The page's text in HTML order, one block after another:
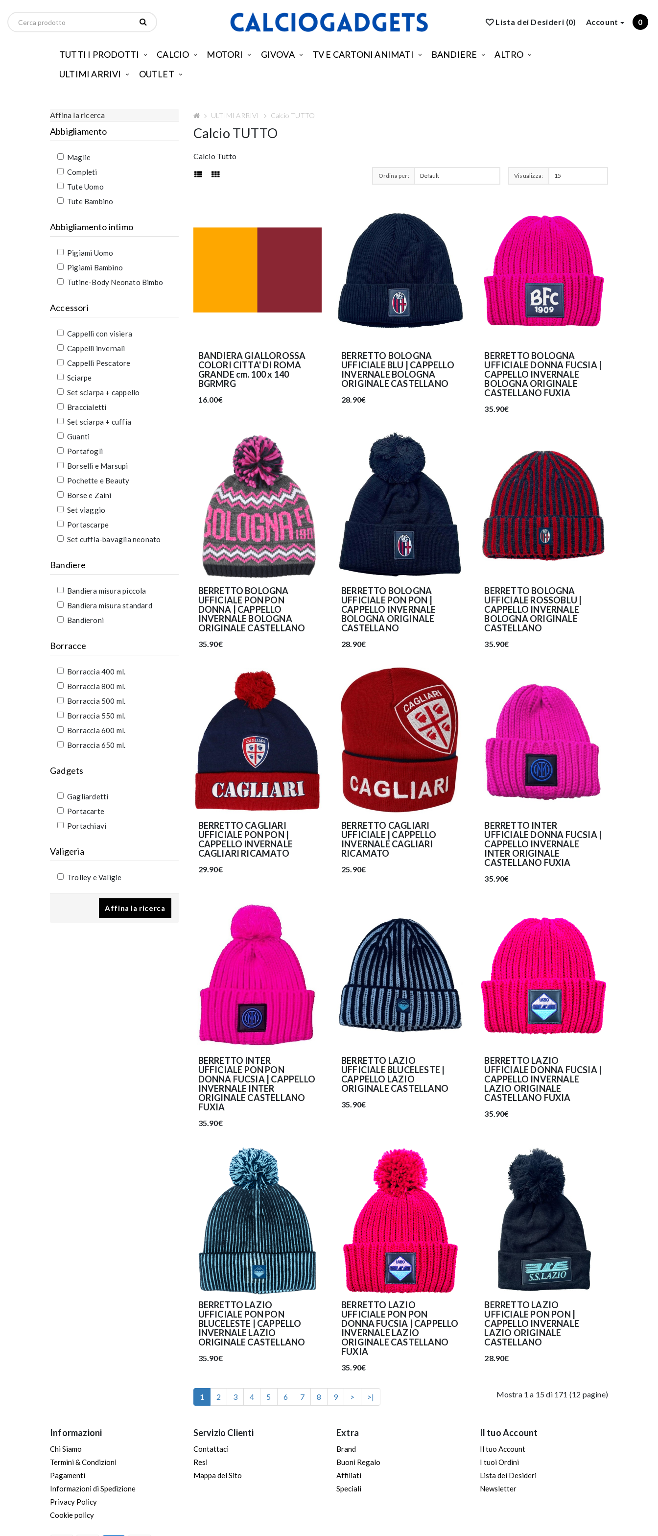
Lista dei Desideri (0) Account 0
TUTTI I PRODOTTI CALCIO MOTORI GIVOVA TV E CARTONI ANIMATI BANDIERE
ALTRO
ULTIMI ARRIVI
OUTLET
Affina la ricerca
Abbigliamento
Maglie
Completi
Tute Uomo
Tute Bambino
Abbigliamento intimo
Pigiami Uomo
Pigiami Bambino
Tutine-Body Neonato Bimbo
Accessori
Cappelli con visiera
Cappelli invernali
Cappelli Pescatore
Sciarpe
Set sciarpa + cappello
Braccialetti
Set sciarpa + cuffia
Guanti
Portafogli
Borselli e Marsupi
Pochette e Beauty
Borse e Zaini
Set viaggio
Portascarpe
Set cuffia-bavaglia neonato
Bandiere
Bandiera misura piccola
Bandiera misura standard
Bandieroni
Borracce
Borraccia 400 ml.
Borraccia 800 ml.
Borraccia 500 ml.
Borraccia 550 ml.
Borraccia 600 ml.
Borraccia 650 ml.
Gadgets
Gagliardetti
Portacarte
Portachiavi
Valigeria
Trolley e Valigie
Affina la ricerca
ULTIMI ARRIVI Calcio TUTTO
Calcio TUTTO
Calcio Tutto
Ordina per: Visualizza:
BANDIERA GIALLOROSSA
COLORI CITTA' DI ROMA
GRANDE cm. 100 x 140
BGRMRG
16.00€
BERRETTO BOLOGNA
UFFICIALE BLU | CAPPELLO
INVERNALE BOLOGNA
ORIGINALE CASTELLANO
28.90€
BERRETTO BOLOGNA
UFFICIALE DONNA FUCSIA |
CAPPELLO INVERNALE
BOLOGNA ORIGINALE
CASTELLANO FUXIA
35.90€
BERRETTO BOLOGNA
UFFICIALE PON PON
DONNA | CAPPELLO
INVERNALE BOLOGNA
ORIGINALE CASTELLANO
35.90€
BERRETTO BOLOGNA
UFFICIALE PON PON |
CAPPELLO INVERNALE
BOLOGNA ORIGINALE
CASTELLANO
28.90€
BERRETTO BOLOGNA
UFFICIALE ROSSOBLU |
CAPPELLO INVERNALE
BOLOGNA ORIGINALE
CASTELLANO
35.90€
BERRETTO CAGLIARI
UFFICIALE PON PON |
CAPPELLO INVERNALE
CAGLIARI RICAMATO
29.90€
BERRETTO CAGLIARI
UFFICIALE | CAPPELLO
INVERNALE CAGLIARI
RICAMATO
25.90€
BERRETTO INTER
UFFICIALE DONNA FUCSIA |
CAPPELLO INVERNALE
INTER ORIGINALE
CASTELLANO FUXIA
35.90€
BERRETTO INTER
UFFICIALE PON PON
DONNA FUCSIA | CAPPELLO
INVERNALE INTER
ORIGINALE CASTELLANO
FUXIA
35.90€
BERRETTO LAZIO
UFFICIALE BLUCELESTE |
CAPPELLO LAZIO
ORIGINALE CASTELLANO
35.90€
BERRETTO LAZIO
UFFICIALE DONNA FUCSIA |
CAPPELLO INVERNALE
LAZIO ORIGINALE
CASTELLANO FUXIA
35.90€
BERRETTO LAZIO
UFFICIALE PON PON
BLUCELESTE | CAPPELLO
INVERNALE LAZIO
ORIGINALE CASTELLANO
35.90€
BERRETTO LAZIO
UFFICIALE PON PON
DONNA FUCSIA | CAPPELLO
INVERNALE LAZIO
ORIGINALE CASTELLANO
FUXIA
35.90€
BERRETTO LAZIO
UFFICIALE PON PON |
CAPPELLO INVERNALE
LAZIO ORIGINALE
CASTELLANO
28.90€
1 2 3 4 5 6 7 8 9 > >| Mostra 1 a 15 di 171 (12 pagine)
Informazioni
Chi Siamo
Termini & Condizioni
Pagamenti
Informazioni di Spedizione
Privacy Policy
Cookie policy
Servizio Clienti
Contattaci
Resi
Mappa del Sito
Extra
Brand
Buoni Regalo
Affiliati
Speciali
Il tuo Account
Il tuo Account
I tuoi Ordini
Lista dei Desideri
Newsletter